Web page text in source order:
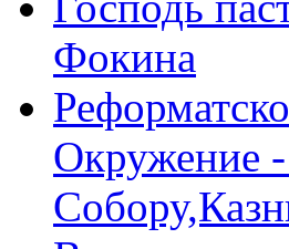
Фокина
Окружение